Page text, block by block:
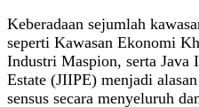
Keberadaan sejumlah
seperti Kawasan Ekonomi
Industri Maspion, serta Java
Estate (JIIPE) menjadi
sensus secara menyeluruh